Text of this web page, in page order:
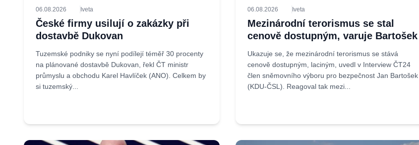
06.08.2026 Iveta
České firmy usilují o zakázky při
dostavbě Dukovan
Tuzemské podniky se nyní podílejí téměř 30 procenty
na plánované dostavbě Dukovan, řekl ČT ministr
průmyslu a obchodu Karel Havlíček (ANO). Celkem by
si tuzemský...
06.08.2026 Iveta
Mezinárodní terorismus se stal
cenově dostupným, varuje Bartošek
Ukazuje se, že mezinárodní terorismus se stává
cenově dostupným, laciným, uvedl v Interview ČT24
člen sněmovního výboru pro bezpečnost Jan Bartošek
(KDU-ČSL). Reagoval tak mezi...